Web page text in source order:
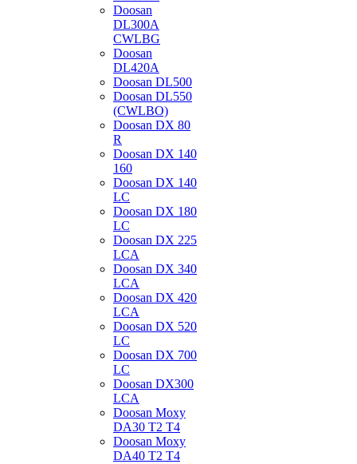
Doosan
DL300A
CWLBG
Doosan
DL420A
Doosan DL500
Doosan DL550
(CWLBO)
Doosan DX 80
R
Doosan DX 140
160
Doosan DX 140
LC
Doosan DX 180
LC
Doosan DX 225
LCA
Doosan DX 340
LCA
Doosan DX 420
LCA
Doosan DX 520
LC
Doosan DX 700
LC
Doosan DX300
LCA
Doosan Moxy
DA30 T2 T4
Doosan Moxy
DA40 T2 T4